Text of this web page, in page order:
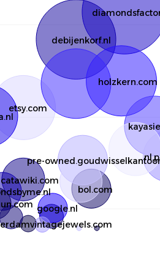
bol.com
catawiki.com
debijenkorf.nl
etsy.com
google.nl
holzkern.com
pre-